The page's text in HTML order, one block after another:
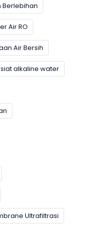
Berlebihan
Air RO
Air Bersih
alkaline water
Ultrafiltrasi